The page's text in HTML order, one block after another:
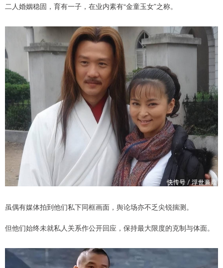
二人婚姻稳固，育有一子，在业内素有“金童玉女”之称。
虽偶有媒体拍到他们私下同框画面，舆论场亦不乏尖锐揣测。
但他们始终未就私人关系作公开回应，保持最大限度的克制与体面。